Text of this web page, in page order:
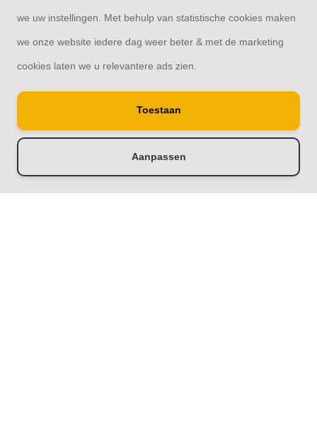
we uw instellingen. Met behulp van statistische cookies maken
we onze website iedere dag weer beter & met de marketing
cookies laten we u relevantere ads zien.
Toestaan
Aanpassen